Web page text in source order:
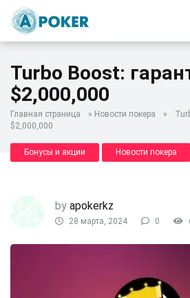
Turbo Boost:
$2,000,000
Главная страница » Новости покера »
$2,000,000
Бонусы и акции Новости покера
by apokerkz
28 марта, 2024 0